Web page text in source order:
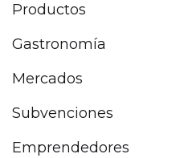
Productos
Gastronomía
Mercados
Subvenciones
Emprendedores